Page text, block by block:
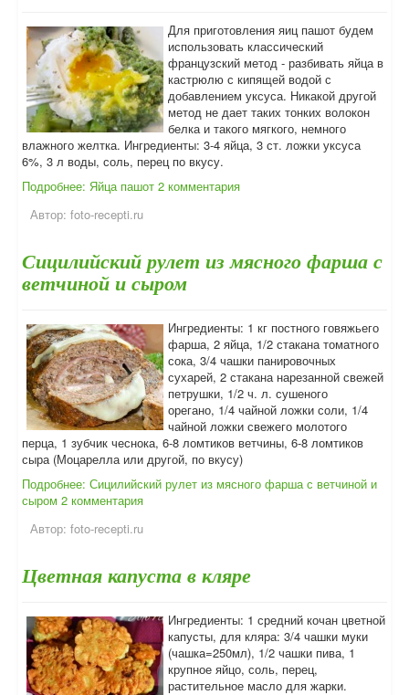
Для приготовления яиц пашот будем
использовать классический
французский метод - разбивать яйца в
кастрюлю с кипящей водой с
добавлением уксуса. Никакой другой
метод не дает таких тонких волокон
белка и такого мягкого, немного
влажного желтка. Ингредиенты: 3-4 яйца, 3 ст. ложки уксуса
6%, 3 л воды, соль, перец по вкусу.
Подробнее: Яйца пашот 2 комментария
Автор: foto-recepti.ru
Сицилийский рулет из мясного фарша с
ветчиной и сыром
Ингредиенты: 1 кг постного говяжьего
фарша, 2 яйца, 1/2 стакана томатного
сока, 3/4 чашки панировочных
сухарей, 2 стакана нарезанной свежей
петрушки, 1/2 ч. л. сушеного
орегано, 1/4 чайной ложки соли, 1/4
чайной ложки свежего молотого
перца, 1 зубчик чеснока, 6-8 ломтиков ветчины, 6-8 ломтиков
сыра (Моцарелла или другой, по вкусу)
Подробнее: Сицилийский рулет из мясного фарша с ветчиной и
сыром 2 комментария
Автор: foto-recepti.ru
Цветная капуста в кляре
Ингредиенты: 1 средний кочан цветной
капусты, для кляра: 3/4 чашки муки
(чашка=250мл), 1/2 чашки пива, 1
крупное яйцо, соль, перец,
растительное масло для жарки.